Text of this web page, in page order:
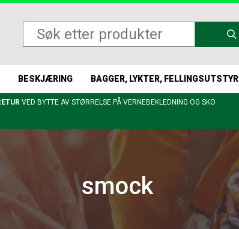
BESKJÆRING BAGGER, LYKTER, FELLINGSUTSTYR
VED BYTTE AV STØRRELSE PÅ VERNEBEKLEDNING OG SKO
smock